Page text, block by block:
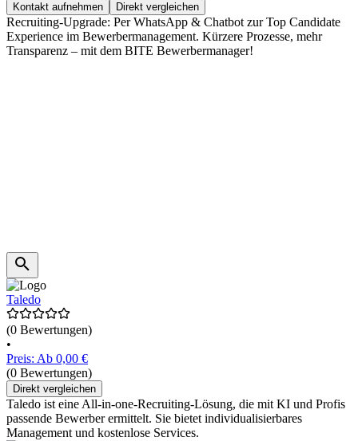
Kontakt aufnehmen Direkt vergleichen
Recruiting-Upgrade: Per WhatsApp & Chatbot zur Top Candidate
Experience im Bewerbermanagement. Kürzere Prozesse, mehr
Transparenz – mit dem BITE Bewerbermanager!
Taledo
(0 Bewertungen)
•
Preis: Ab 0,00 €
(0 Bewertungen)
Direkt vergleichen
Taledo ist eine All-in-one-Recruiting-Lösung, die mit KI und Profis
passende Bewerber ermittelt. Sie bietet individualisierbares
Management und kostenlose Services.